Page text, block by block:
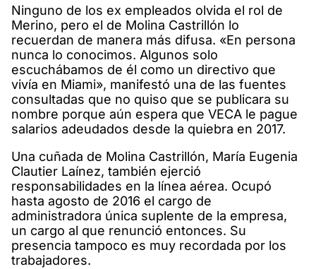
Ninguno de los ex empleados olvida el rol de
Merino, pero el de Molina Castrillón lo
recuerdan de manera más difusa. «En persona
nunca lo conocimos. Algunos solo
escuchábamos de él como un directivo que
vivía en Miami», manifestó una de las fuentes
consultadas que no quiso que se publicara su
nombre porque aún espera que VECA le pague
salarios adeudados desde la quiebra en 2017.
Una cuñada de Molina Castrillón, María Eugenia
Clautier Laínez, también ejerció
responsabilidades en la línea aérea. Ocupó
hasta agosto de 2016 el cargo de
administradora única suplente de la empresa,
un cargo al que renunció entonces. Su
presencia tampoco es muy recordada por los
trabajadores.